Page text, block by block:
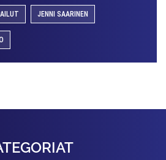
JENNI SAARINEN